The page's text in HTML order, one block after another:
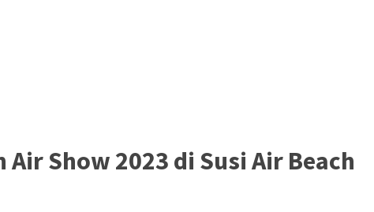
Show 2023 di Susi Air Beach